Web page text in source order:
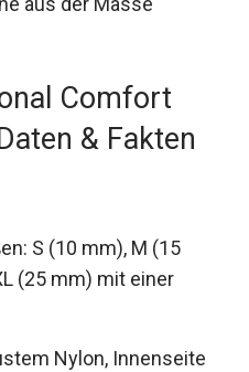
Comfort
& Fakten
S (10 mm), M (15
(25 mm) mit einer
Nylon, Innenseite